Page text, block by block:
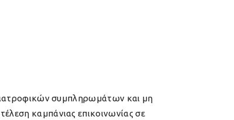
συμπληρωμάτων και μη
καμπάνιας επικοινωνίας σε